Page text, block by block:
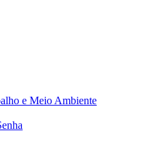
e Meio Ambiente